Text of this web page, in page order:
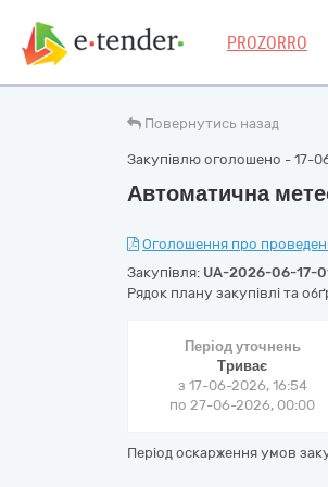
PROZORRO
Повернутись назад
Закупівлю оголошено - 17-
Автоматична
Оголошення про
Закупівля: UA-2026-06-17-
Рядок плану закупівлі та
Період уточнень
Триває
з 17-06-2026, 16:54
по 27-06-2026, 00:00
Період оскарження умов